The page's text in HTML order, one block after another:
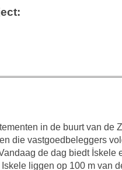
in de buurt van de
die vastgoedbeleggers
de dag biedt
liggen op 100 m van